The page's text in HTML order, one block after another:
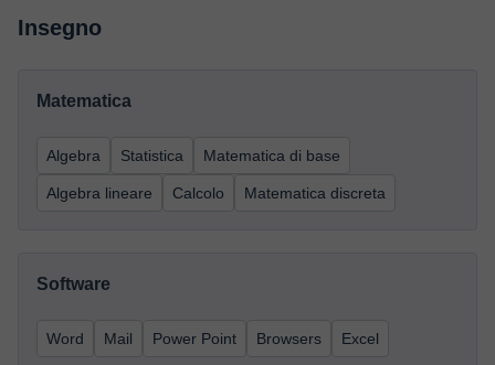
Insegno
Matematica
Algebra Statistica Matematica di base
Algebra lineare Calcolo Matematica discreta
Software
Word Mail Power Point Browsers Excel